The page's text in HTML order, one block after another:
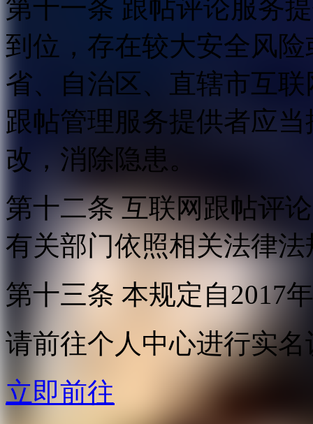
第十一条 跟帖评论服务
到位，存在较大安全风
省、自治区、直辖市互
跟帖管理服务提供者应
改，消除隐患。
第十二条 互联网跟帖评
有关部门依照相关法律
第十三条 本规定自2017
请前往个人中心进行实名
立即前往